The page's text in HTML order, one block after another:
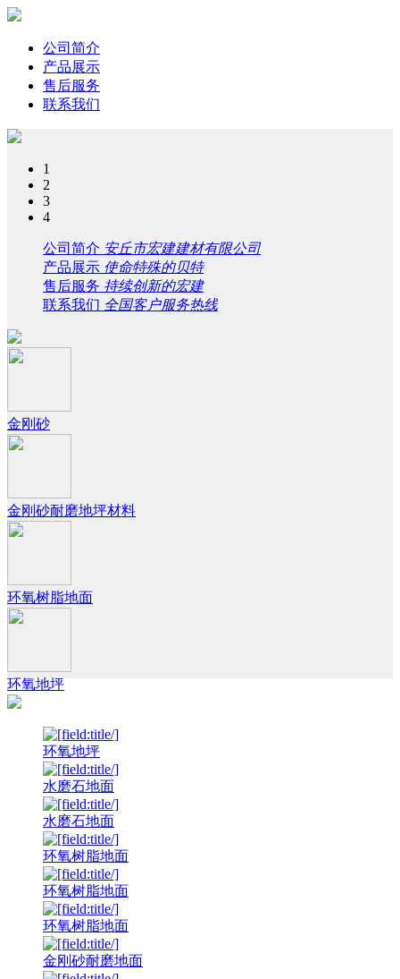
公司简介
产品展示
售后服务
联系我们
1
2
3
4
公司简介 安丘市宏建建材有限公司
产品展示 使命特殊的贝特
售后服务 持续创新的宏建
联系我们 全国客户服务热线
金刚砂
金刚砂耐磨地坪材料
环氧树脂地面
环氧地坪
环氧地坪
水磨石地面
水磨石地面
环氧树脂地面
环氧树脂地面
环氧树脂地面
金刚砂耐磨地面